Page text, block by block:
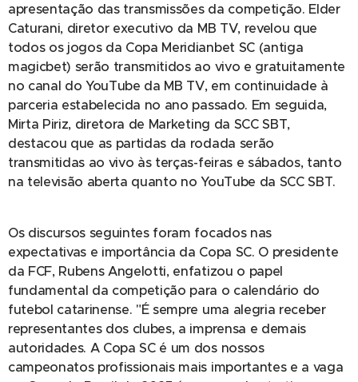
apresentação das transmissões da competição. Elder
Caturani, diretor executivo da MB TV, revelou que
todos os jogos da Copa Meridianbet SC (antiga
magicbet) serão transmitidos ao vivo e gratuitamente
no canal do YouTube da MB TV, em continuidade à
parceria estabelecida no ano passado. Em seguida,
Mirta Piriz, diretora de Marketing da SCC SBT,
destacou que as partidas da rodada serão
transmitidas ao vivo às terças-feiras e sábados, tanto
na televisão aberta quanto no YouTube da SCC SBT.
Os discursos seguintes foram focados nas
expectativas e importância da Copa SC. O presidente
da FCF, Rubens Angelotti, enfatizou o papel
fundamental da competição para o calendário do
futebol catarinense. "É sempre uma alegria receber
representantes dos clubes, a imprensa e demais
autoridades. A Copa SC é um dos nossos
campeonatos profissionais mais importantes e a vaga